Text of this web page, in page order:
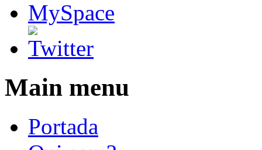
Main menu
Portada